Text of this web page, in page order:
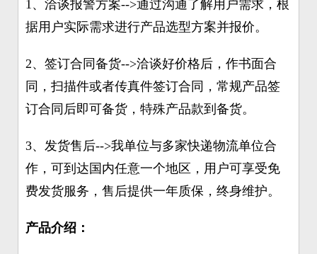
1、洽谈报警方案-->通过沟通了解用户需求，根
据用户实际需求进行产品选型方案并报价。
2、签订合同备货-->洽谈好价格后，作书面合
同，扫描件或者传真件签订合同，常规产品签
订合同后即可备货，特殊产品款到备货。
3、发货售后-->我单位与多家快递物流单位合
作，可到达国内任意一个地区，用户可享受免
费发货服务，售后提供一年质保，终身维护。
产品介绍：